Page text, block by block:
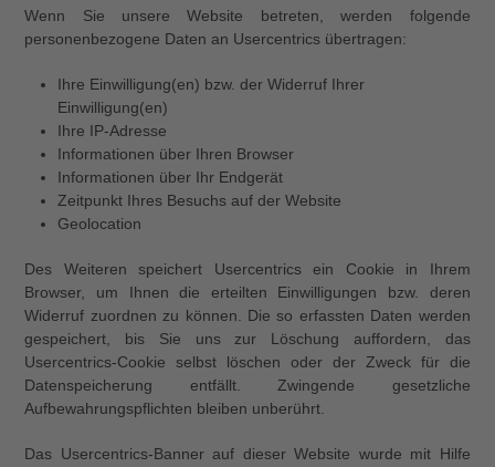
Wenn Sie unsere Website betreten, werden folgende
personenbezogene Daten an Usercentrics übertragen:
Ihre Einwilligung(en) bzw. der Widerruf Ihrer
Einwilligung(en)
Ihre IP-Adresse
Informationen über Ihren Browser
Informationen über Ihr Endgerät
Zeitpunkt Ihres Besuchs auf der Website
Geolocation
Des Weiteren speichert Usercentrics ein Cookie in Ihrem
Browser, um Ihnen die erteilten Einwilligungen bzw. deren
Widerruf zuordnen zu können. Die so erfassten Daten werden
gespeichert, bis Sie uns zur Löschung auffordern, das
Usercentrics-Cookie selbst löschen oder der Zweck für die
Datenspeicherung entfällt. Zwingende gesetzliche
Aufbewahrungspflichten bleiben unberührt.
Das Usercentrics-Banner auf dieser Website wurde mit Hilfe